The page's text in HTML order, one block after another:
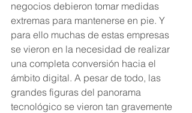
negocios debieron tomar medidas
extremas para mantenerse en pie. Y
para ello muchas de estas empresas
se vieron en la necesidad de realizar
una completa conversión hacia el
ámbito digital. A pesar de todo, las
grandes figuras del panorama
tecnológico se vieron tan gravemente